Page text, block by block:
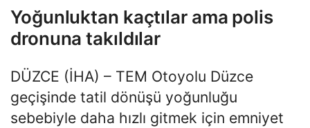
Yoğunluktan kaçtılar ama polis
dronuna takıldılar
DÜZCE (İHA) – TEM Otoyolu Düzce
geçişinde tatil dönüşü yoğunluğu
sebebiyle daha hızlı gitmek için emniyet